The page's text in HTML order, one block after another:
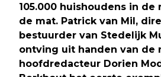
105.000 huishoudens in de
de mat. Patrick van Mil,
bestuurder van Stedelijk
ontving uit handen van de
hoofdredacteur Dorien